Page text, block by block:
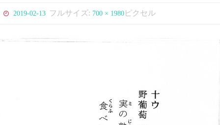
2019-02-13 フルサイズ: 700 × 1980 ピクセル